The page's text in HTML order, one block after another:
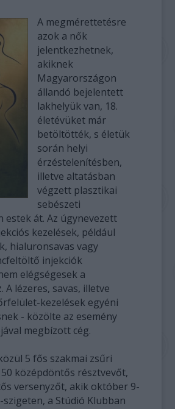
A megmérettetésre
azok a nők
jelentkezhetnek,
akiknek
Magyarországon
állandó bejelentett
lakhelyük van, 18.
életévüket már
betöltötték, s életük
során helyi
érzéstelenítésben,
illetve altatásban
végzett plasztikai
sebészeti
estek át. Az úgynevezett
kezelések, például
hialuronsavas vagy
injekciók
elégségesek a
A lézeres, savas, illetve
kezelések egyéni
- közölte az esemény
megbízott cég.
5 fős szakmai zsűri
középdöntős résztvevőt,
versenyzőt, akik október 9-
a Stúdió Klubban